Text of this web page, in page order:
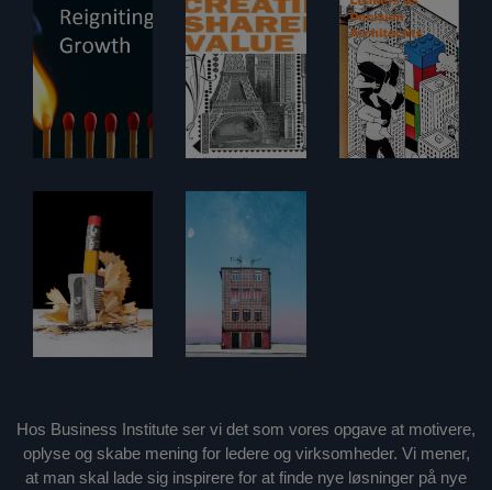
Hos Business Institute ser vi det som vores opgave at motivere,
oplyse og skabe mening for ledere og virksomheder. Vi mener,
at man skal lade sig inspirere for at finde nye løsninger på nye